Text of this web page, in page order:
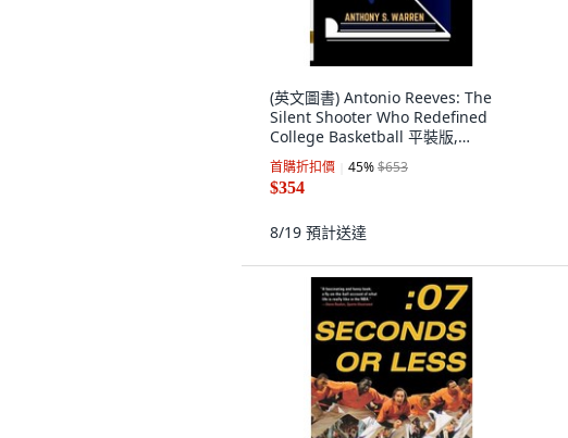
(英文圖書) Antonio Reeves: The
Silent Shooter Who Redefined
College Basketball 平裝版,
Independently Published, 英文
首購折扣價 45%$653
$354
8/19 預計送達